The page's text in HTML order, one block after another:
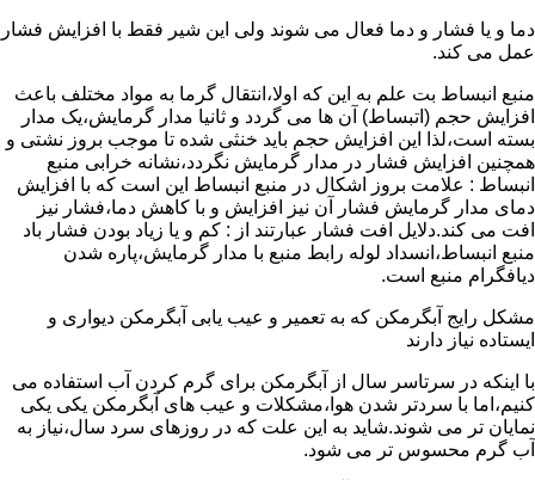
دما و یا فشار و دما فعال می شوند ولی این شیر فقط با افزایش فشار
عمل می کند.
منبع انبساط بت علم به این که اولا،انتقال گرما به مواد مختلف باعث
افزایش حجم (اتبساط) آن ها می گردد و ثانیا مدار گرمایش،یک مدار
بسته است،لذا این افزایش حجم باید خنثی شده تا موجب بروز نشتی و
همچنین افزایش فشار در مدار گرمایش نگردد،نشانه خرابی منبع
انبساط : علامت بروز اشکال در منبع انبساط این است که با افزایش
دمای مدار گرمایش فشار آن نیز افزایش و با کاهش دما،فشار نیز
افت می کند.دلایل افت فشار عبارتند از : کم و یا زیاد بودن فشار باد
منبع انبساط،انسداد لوله رابط منبع با مدار گرمایش،پاره شدن
دیافگرام منبع است.
مشکل رایج آبگرمکن که به تعمیر و عیب یابی آبگرمکن دیواری و
ایستاده نیاز دارند
با اینکه در سرتاسر سال از آبگرمکن برای گرم کردن آب استفاده می
کنیم،اما با سردتر شدن هوا،مشکلات و عیب های آبگرمکن یکی یکی
نمایان تر می شوند.شاید به این علت که در روزهای سرد سال،نیاز به
آب گرم محسوس تر می شود.